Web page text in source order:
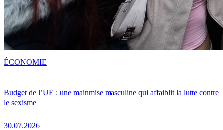
Budget de l’UE : une mainmise masculine qui affaiblit la lutte contre
le sexisme
30.07.2026
ÉCONOMIE